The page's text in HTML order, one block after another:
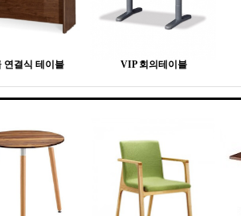
연결식 테이블 VIP 회의테이블